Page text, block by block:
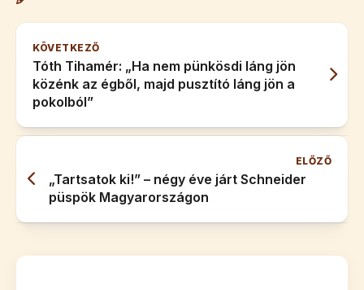
KÖVETKEZŐ
Tóth Tihamér: „Ha nem pünkösdi láng jön
közénk az égből, majd pusztító láng jön a
pokolból”
ELŐZŐ
„Tartsatok ki!” – négy éve járt Schneider
püspök Magyarországon